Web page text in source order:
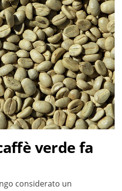
verde fa
considerato un